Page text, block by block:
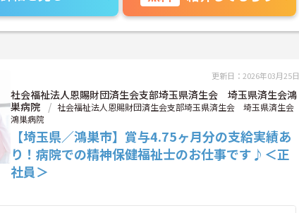
更新日：2026年03月25日
社会福祉法人恩賜財団済生会支部埼玉県済生会 埼玉県済生会鴻
巣病院
社会福祉法人恩賜財団済生会支部埼玉県済生会 埼玉県済生会
鴻巣病院
【埼玉県／鴻巣市】賞与4.75ヶ月分の支給実績あ
り！病院での精神保健福祉士のお仕事です♪＜正
社員＞